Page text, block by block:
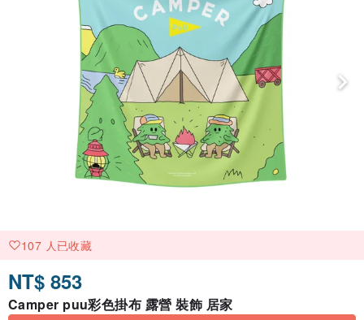
107 人已收藏
NT$ 853
Camper puu彩色掛布 露營 裝飾 居家